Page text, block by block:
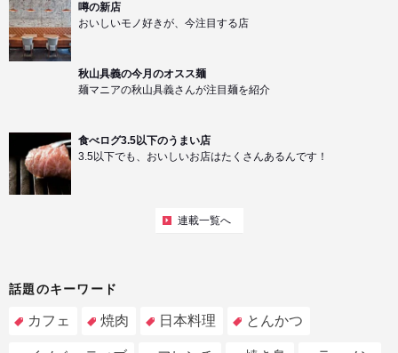
噂の新店
おいしいモノ好きが、今注目する店
秋山具義の今月のオスス麺
麺マニアの秋山具義さんが注目麺を紹介
食べログ3.5以下のうまい店
3.5以下でも、おいしいお店はたくさんあるんです！
連載一覧へ
話題のキーワード
カフェ 焼肉 日本料理 とんかつ